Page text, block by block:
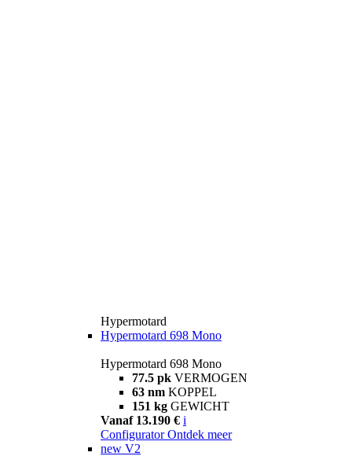
Hypermotard
Hypermotard 698 Mono
Hypermotard 698 Mono
77.5 pk VERMOGEN
63 nm KOPPEL
151 kg GEWICHT
Vanaf 13.190 € i
Configurator Ontdek meer
new V2